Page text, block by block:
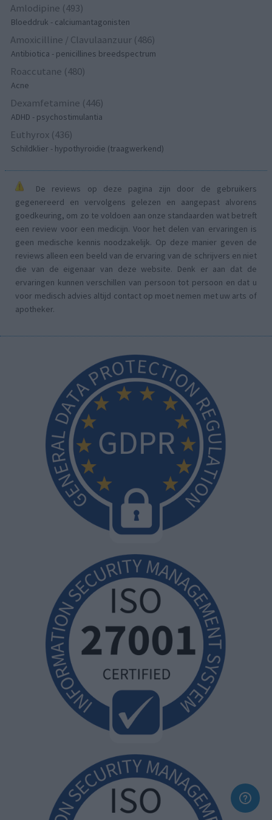
Amlodipine (493)
Bloeddruk - calciumantagonisten
Amoxicilline / Clavulaanzuur (486)
Antibiotica - penicillines breedspectrum
Roaccutane (480)
Acne
Dexamfetamine (446)
ADHD - psychostimulantia
Euthyrox (436)
Schildklier - hypothyroidie (traagwerkend)
De reviews op deze pagina zijn door de gebruikers
gegenereerd en vervolgens gelezen en aangepast alvorens
goedkeuring, om zo te voldoen aan onze standaarden wat betreft
een review voor een medicijn. Voor het delen van ervaringen is
geen medische kennis noodzakelijk. Op deze manier geven de
reviews alleen een beeld van de ervaring van de schrijvers en niet
die van de eigenaar van deze website. Denk er aan dat de
ervaringen kunnen verschillen van persoon tot persoon en dat u
voor medisch advies altijd contact op moet nemen met uw arts of
apotheker.